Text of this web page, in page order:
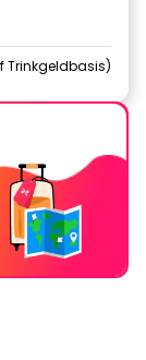
Trinkgeldbasis